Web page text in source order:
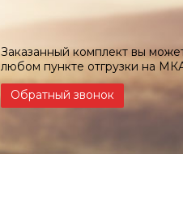
Заказанный комплект вы
любом пункте отгрузки на
Обратный звонок